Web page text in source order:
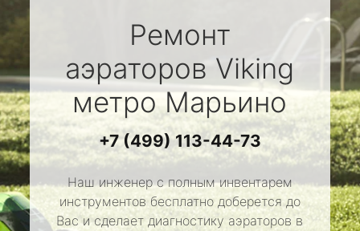
Ремонт
аэраторов Viking
метро Марьино
+7 (499) 113-44-73
Наш инженер с полным инвентарем
инструментов бесплатно доберется до
Вас и сделает диагностику аэраторов в